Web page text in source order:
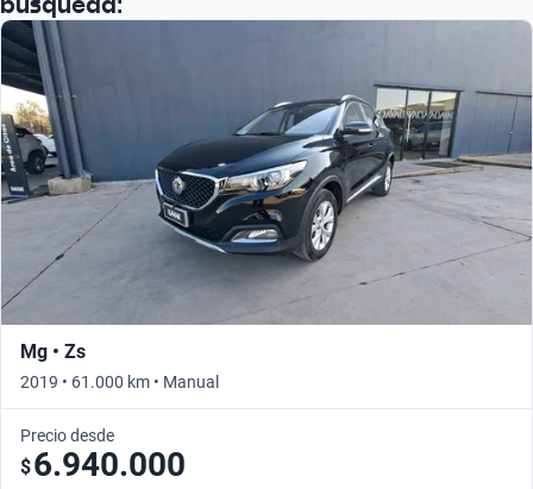
Mg • Zs
2019 • 61.000 km • Manual
Precio desde
$6.940.000